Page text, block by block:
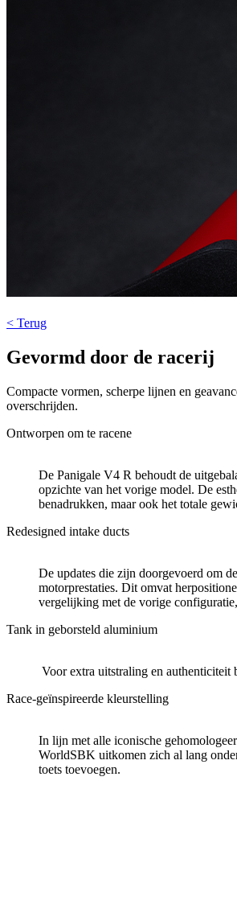
< Terug
Gevormd door de racerij
Compacte vormen, scherpe lijnen en
overschrijden.
Ontworpen om te racene
De Panigale V4 R behoudt de
opzichte van het vorige model. De
benadrukken, maar ook het totale
Redesigned intake ducts
De updates die zijn doorgevoerd om
motorprestaties. Dit omvat
vergelijking met de vorige
Tank in geborsteld aluminium
Voor extra uitstraling en authenticiteit
Race-geïnspireerde kleurstelling
In lijn met alle iconische
WorldSBK uitkomen zich al lang
toets toevoegen.